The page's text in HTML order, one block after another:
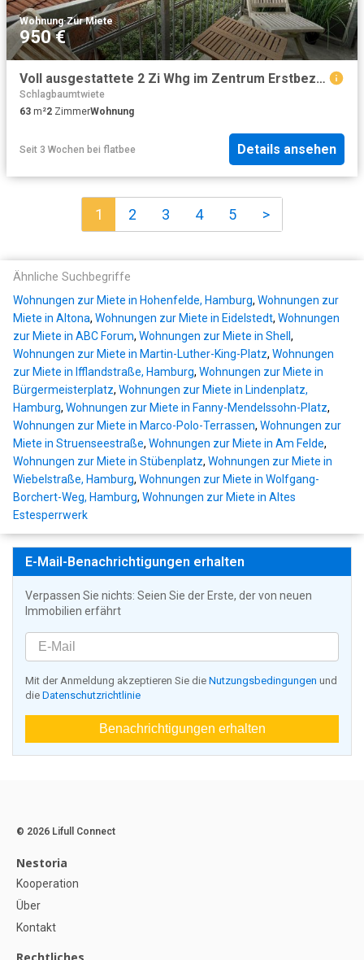
Wohnung·Zur Miete
950 €
Voll ausgestattete 2 Zi Whg im Zentrum Erstbezug nach Sanierung
Schlagbaumtwiete
63 m²2 ZimmerWohnung
Seit 3 Wochen bei flatbee Details ansehen
1 2 3 4 5 >
Ähnliche Suchbegriffe
Wohnungen zur Miete in Hohenfelde, Hamburg, Wohnungen zur
Miete in Altona, Wohnungen zur Miete in Eidelstedt, Wohnungen
zur Miete in ABC Forum, Wohnungen zur Miete in Shell ,
Wohnungen zur Miete in Martin-Luther-King-Platz, Wohnungen
zur Miete in Ifflandstraße, Hamburg, Wohnungen zur Miete in
Bürgermeisterplatz, Wohnungen zur Miete in Lindenplatz,
Hamburg, Wohnungen zur Miete in Fanny-Mendelssohn-Platz,
Wohnungen zur Miete in Marco-Polo-Terrassen, Wohnungen zur
Miete in Struenseestraße, Wohnungen zur Miete in Am Felde,
Wohnungen zur Miete in Stübenplatz, Wohnungen zur Miete in
Wiebelstraße, Hamburg, Wohnungen zur Miete in Wolfgang-
Borchert-Weg, Hamburg, Wohnungen zur Miete in Altes
Estesperrwerk
E-Mail-Benachrichtigungen erhalten
Verpassen Sie nichts: Seien Sie der Erste, der von neuen
Immobilien erfährt
Mit der Anmeldung akzeptieren Sie die Nutzungsbedingungen und
die Datenschutzrichtlinie
Benachrichtigungen erhalten
© 2026 Lifull Connect
Nestoria
Kooperation
Über
Kontakt